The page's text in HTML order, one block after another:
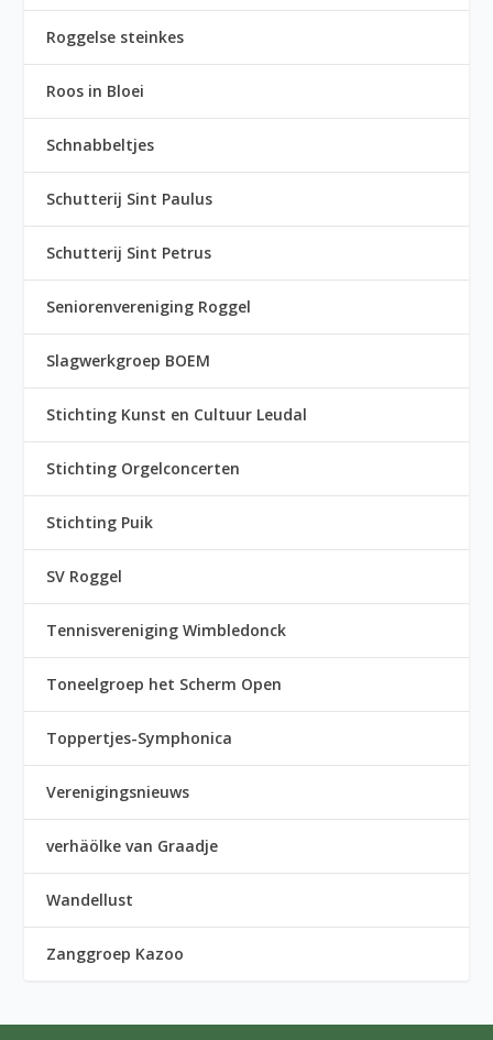
Roggelse steinkes
Roos in Bloei
Schnabbeltjes
Schutterij Sint Paulus
Schutterij Sint Petrus
Seniorenvereniging Roggel
Slagwerkgroep BOEM
Stichting Kunst en Cultuur Leudal
Stichting Orgelconcerten
Stichting Puik
SV Roggel
Tennisvereniging Wimbledonck
Toneelgroep het Scherm Open
Toppertjes-Symphonica
Verenigingsnieuws
verhäölke van Graadje
Wandellust
Zanggroep Kazoo